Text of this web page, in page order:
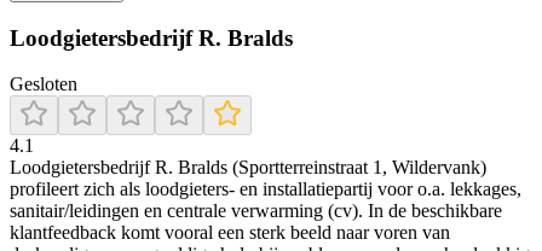
Loodgietersbedrijf R. Bralds
Gesloten
4.1
Loodgietersbedrijf R. Bralds (Sportterreinstraat 1, Wildervank)
profileert zich als loodgieters- en installatiepartij voor o.a. lekkages,
sanitair/leidingen en centrale verwarming (cv). In de beschikbare
klantfeedback komt vooral een sterk beeld naar voren van